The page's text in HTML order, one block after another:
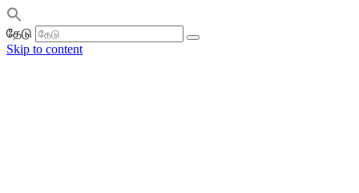
தேடு
Skip to content